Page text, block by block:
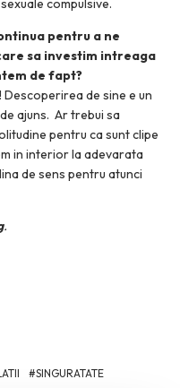
pentru a ne
sa investim intreaga
de fapt?
de sine e un
ajuns. Ar trebui sa
pentru ca sunt clipe
in interior la adevarata
de sens pentru atunci
.
SINGURATATE